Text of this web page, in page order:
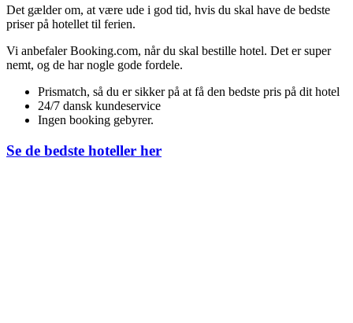
Det gælder om, at være ude i god tid, hvis du skal have de bedste
priser på hotellet til ferien.
Vi anbefaler Booking.com, når du skal bestille hotel. Det er super
nemt, og de har nogle gode fordele.
Prismatch, så du er sikker på at få den bedste pris på dit hotel
24/7 dansk kundeservice
Ingen booking gebyrer.
Se de bedste hoteller her